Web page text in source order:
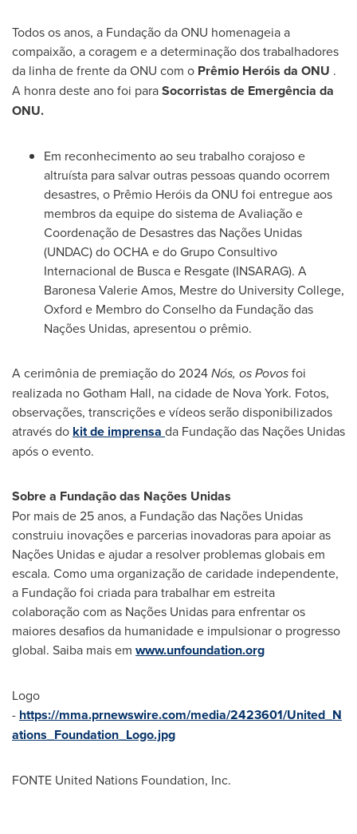
Todos os anos, a Fundação da ONU homenageia a
compaixão, a coragem e a determinação dos trabalhadores
da linha de frente da ONU com o Prêmio Heróis da ONU .
A honra deste ano foi paraSocorristas de Emergência da
ONU.
Em reconhecimento ao seu trabalho corajoso e
altruísta para salvar outras pessoas quando ocorrem
desastres, o Prêmio Heróis da ONU foi entregue aos
membros da equipe do sistema de Avaliação e
Coordenação de Desastres das Nações Unidas
(UNDAC) do OCHA e do Grupo Consultivo
Internacional de Busca e Resgate (INSARAG). A
Baronesa Valerie Amos, Mestre do University College,
Oxford e Membro do Conselho da Fundação das
Nações Unidas, apresentou o prêmio.
A cerimônia de premiação do 2024Nós, os Povosfoi
realizada no Gotham Hall, na cidade de Nova York. Fotos,
observações, transcrições e vídeos serão disponibilizados
através do kit de imprensa da Fundação das Nações Unidas
após o evento.
Sobre a Fundação das Nações Unidas
Por mais de 25 anos, a Fundação das Nações Unidas
construiu inovações e parcerias inovadoras para apoiar as
Nações Unidas e ajudar a resolver problemas globais em
escala. Como uma organização de caridade independente,
a Fundação foi criada para trabalhar em estreita
colaboração com as Nações Unidas para enfrentar os
maiores desafios da humanidade e impulsionar o progresso
global. Saiba mais em www.unfoundation.org
Logo
- https://mma.prnewswire.com/media/2423601/United_N
ations_Foundation_Logo.jpg
FONTE United Nations Foundation, Inc.